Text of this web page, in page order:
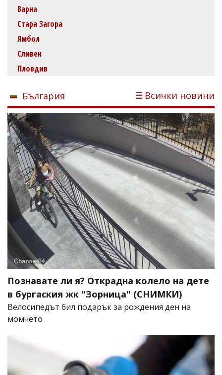
Варна
Стара Загора
Ямбол
Сливен
Пловдив
България Всички новини
Познавате ли я? Открадна колело на дете
в бургаския жк "Зорница" (СНИМКИ)
Велосипедът бил подарък за рождения ден на
момчето